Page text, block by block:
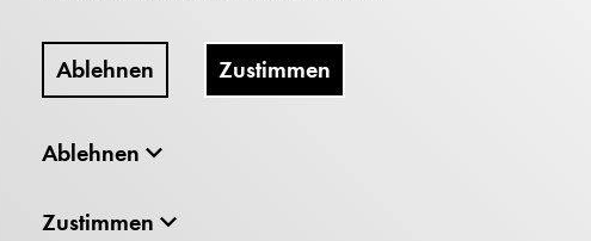
Inhalt
Album mit Fotografien vom Besuch verschiedener Häfen
Datierung
Ablehnen Zustimmen
Ablehnen
Zustimmen